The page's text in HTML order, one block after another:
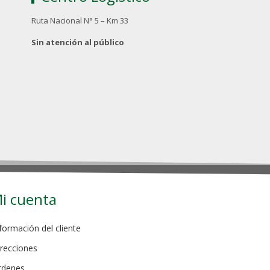
Ruta Nacional N° 5 – Km 33
Sin atención al público
cuenta
del cliente